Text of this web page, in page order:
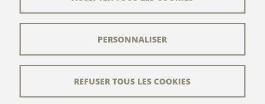
Plan du site
L'équipe éditorialeREFUSER TOUS LES COOKIES
PERSONNALISER